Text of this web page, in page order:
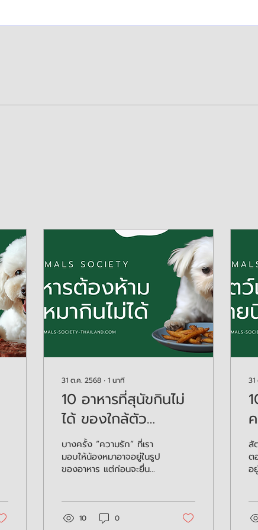
31 ต.ค. 2568 ∙ 1 นาที
10 อาหารที่สุนัขกินไม่
ได้ ของใกล้ตัว
อันตรายกว่าที่คิด!
บางครั้ง “ความรัก” ที่เรา
มอบให้น้องหมาอาจอยู่ในรูป
ของอาหาร แต่ก่อนจะยื่นคำ
เล็ก ๆ ของคุณวันนี้ อาจยืด
10 0
สั
ต
อ
สั